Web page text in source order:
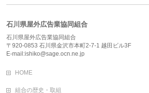
石川県屋外広告業協同組合
石川県屋外広告業協同組合
〒920-0853 石川県金沢市本町2-7-1 越田ビル3F
E-mail:ishiko@sage.ocn.ne.jp
HOME
組合の歴史・取組